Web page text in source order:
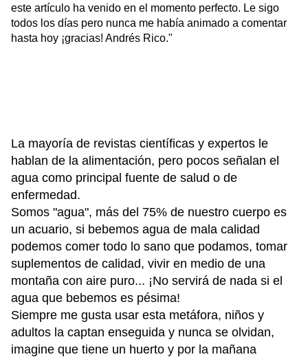
este artículo ha venido en el momento perfecto. Le sigo
todos los días pero nunca me había animado a comentar
hasta hoy ¡gracias! Andrés Rico."
La mayoría de revistas científicas y expertos le
hablan de la alimentación, pero pocos señalan el
agua como principal fuente de salud o de
enfermedad.
Somos "agua", más del 75% de nuestro cuerpo es
un acuario, si bebemos agua de mala calidad
podemos comer todo lo sano que podamos, tomar
suplementos de calidad, vivir en medio de una
montaña con aire puro... ¡No servirá de nada si el
agua que bebemos es pésima!
Siempre me gusta usar esta metáfora, niños y
adultos la captan enseguida y nunca se olvidan,
imagine que tiene un huerto y por la mañana